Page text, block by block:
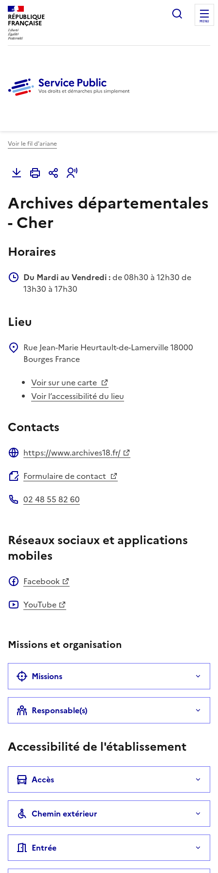
RÉPUBLIQUE
FRANÇAISE
Ouvrir
MENU
Voir le fil d'ariane
Archives départementales
- Cher
Horaires
Du Mardi au Vendredi :de 08h30 à 12h30 de
13h30 à 17h30
Lieu
Rue Jean-Marie Heurtault-de-Lamerville18000
Bourges France
Voir sur une carte
Voir l’accessibilité du lieu
Contacts
https://www.archives18.fr/
Formulaire de contact
02 48 55 82 60
Réseaux sociaux et applications
mobiles
Facebook
YouTube
Missions et organisation
Missions
Responsable(s)
Accessibilité de l'établissement
Accès
Chemin extérieur
Entrée